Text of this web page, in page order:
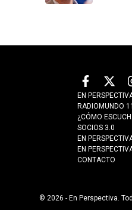
EN
RADIOMUNDO
¿CÓMO
SOCIOS 3.0
EN
EN
CONTACTO
© 2026 - En Perspectiva.